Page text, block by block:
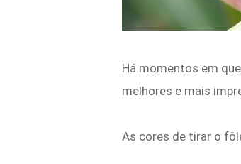
Há momentos em
melhores e mais
As cores de tirar o